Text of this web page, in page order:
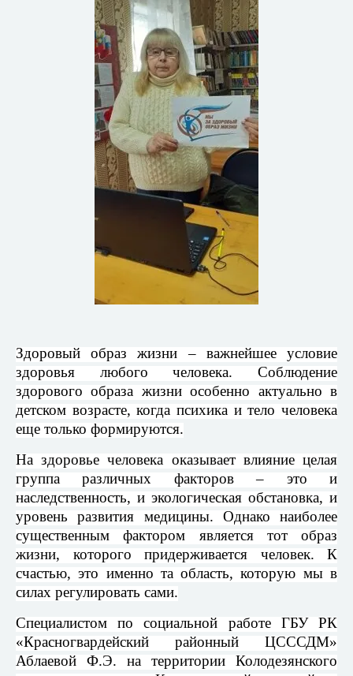
Здоровый образ жизни – важнейшее условие
здоровья любого человека. Соблюдение
здорового образа жизни особенно актуально в
детском возрасте, когда психика и тело человека
еще только формируются.
На здоровье человека оказывает влияние целая
группа различных факторов – это и
наследственность, и экологическая обстановка, и
уровень развития медицины. Однако наиболее
существенным фактором является тот образ
жизни, которого придерживается человек. К
счастью, это именно та область, которую мы в
силах регулировать сами.
Специалистом по социальной работе ГБУ РК
«Красногвардейский районный ЦСССДМ»
Аблаевой Ф.Э. на территории Колодезянского